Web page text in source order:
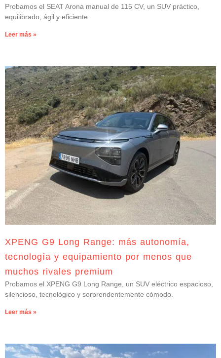
Probamos el SEAT Arona manual de 115 CV, un SUV práctico,
equilibrado, ágil y eficiente.
Leer más »
XPENG G9 Long Range: más autonomía,
tecnología y equipamiento por menos que
muchos rivales premium
Probamos el XPENG G9 Long Range, un SUV eléctrico espacioso,
silencioso, tecnológico y sorprendentemente cómodo.
Leer más »